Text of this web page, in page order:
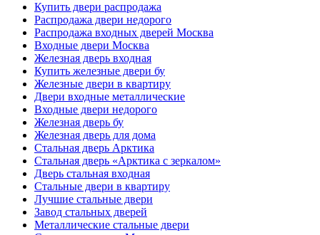
Купить двери распродажа
Распродажа двери недорого
Распродажа входных дверей Москва
Входные двери Москва
Железная дверь входная
Купить железные двери бу
Железные двери в квартиру
Двери входные металлические
Входные двери недорого
Железная дверь бу
Железная дверь для дома
Стальная дверь Арктика
Стальная дверь «Арктика с зеркалом»
Дверь стальная входная
Стальные двери в квартиру
Лучшие стальные двери
Завод стальных дверей
Металлические стальные двери